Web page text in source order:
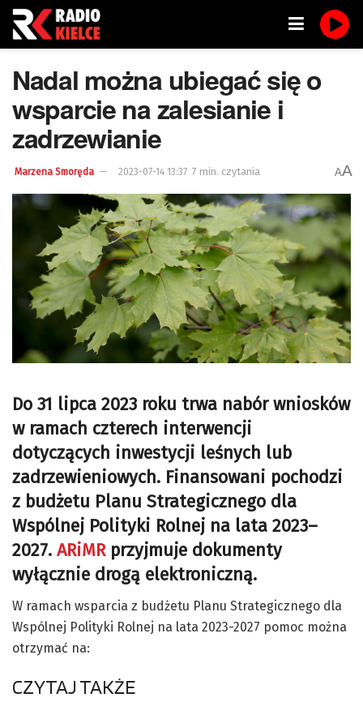
Nadal można ubiegać się o
wsparcie na zalesianie i
zadrzewianie
Marzena Smoręda 2023-07-14 13:37 7 min. czytania AA
Do 31 lipca 2023 roku trwa nabór wniosków
w ramach czterech interwencji
dotyczących inwestycji leśnych lub
zadrzewieniowych. Finansowani pochodzi
z budżetu Planu Strategicznego dla
Wspólnej Polityki Rolnej na lata 2023–
2027. ARiMRprzyjmuje dokumenty
wyłącznie drogą elektroniczną.
W ramach wsparcia z budżetu Planu Strategicznego dla
Wspólnej Polityki Rolnej na lata 2023-2027 pomoc można
otrzymać na:
CZYTAJ TAKŻE